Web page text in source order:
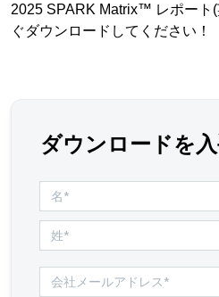
2025 SPARK Matrix™ レポート
ぐダウンロードしてください！
ダウンロードを